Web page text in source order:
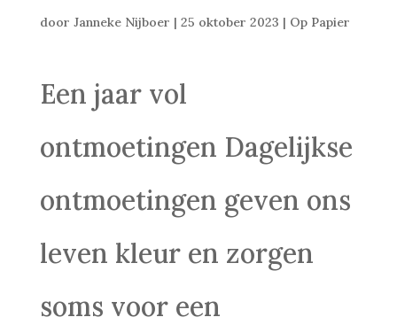
door Janneke Nijboer | 25 oktober 2023 | Op Papier
Een jaar vol
ontmoetingen Dagelijkse
ontmoetingen geven ons
leven kleur en zorgen
soms voor een